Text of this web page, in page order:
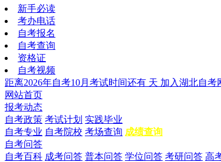
新手必读
考办电话
自考报名
自考查询
资格证
自考视频
距离2026年自考10月考试时间还有 天 加入湖北自考
网站首页
报考动态
自考政策 考试计划 实践毕业
自考专业 自考院校 考场查询 成绩查询
自考问答
自考百科 成考问答 普本问答 学位问答 考研问答 高